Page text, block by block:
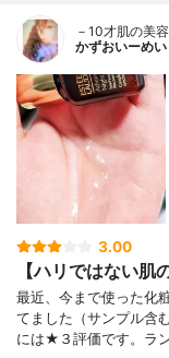
－10才肌の美
かずおいーめい
3.00
【ハリではない肌
最近、今まで使った化
てました（サンプル含
には★３評価です。ラ